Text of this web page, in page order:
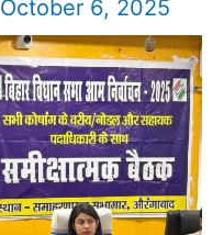
October 6, 2025